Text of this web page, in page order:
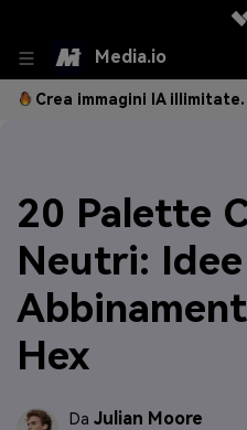
Media.io
Crea immagini IA
20 Palette
Neutri:
Hex
Da Julian Moore